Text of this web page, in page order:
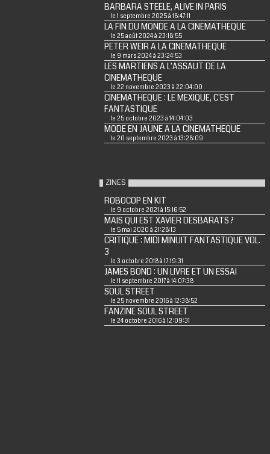
BARBARA STEELE, ALIVE IN PARIS
le 1 septembre 2025 à 18:47:11
LA FIN DU MONDE A LA CINEMATHEQUE
le 25 août 2024 à 23:18:55
PETER WEIR A LA CINEMATHEQUE
le 9 mars 2024 à 23:24:53
LES MARTIENS A L'ASSAUT DE LA
CINEMATHEQUE
le 22 novembre 2023 à 22:04:00
CINEMATHEQUE : LE MEXIQUE, C'EST
FANTASTIQUE
le 25 octobre 2023 à 14:04:03
MODE EN JAUNE A LA CINEMATHEQUE
le 20 septembre 2023 à 13:28:09
ZINES
ROBOCOP EN KIT
le 9 octobre 2021 à 15:16:52
MAIS QUI EST XAVIER DESBARATS ?
le 5 mai 2020 à 21:28:13
CRITIQUE : MIDI MINUIT FANTASTIQUE VOL.
3
le 3 octobre 2018 à 17:19:31
JAMES BOND : UN LIVRE ET UN ESSAI
le 11 septembre 2017 à 14:07:38
SOUL STREET
le 25 novembre 2016 à 12:38:52
FANZINE SOUL STREET
le 24 octobre 2016 à 12:09:31